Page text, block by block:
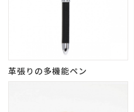
革張りの多機能ペン